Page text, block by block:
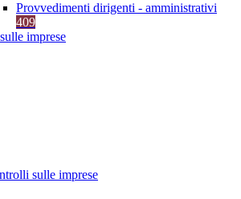
Provvedimenti dirigenti - amministrativi
409
imprese
sulle imprese